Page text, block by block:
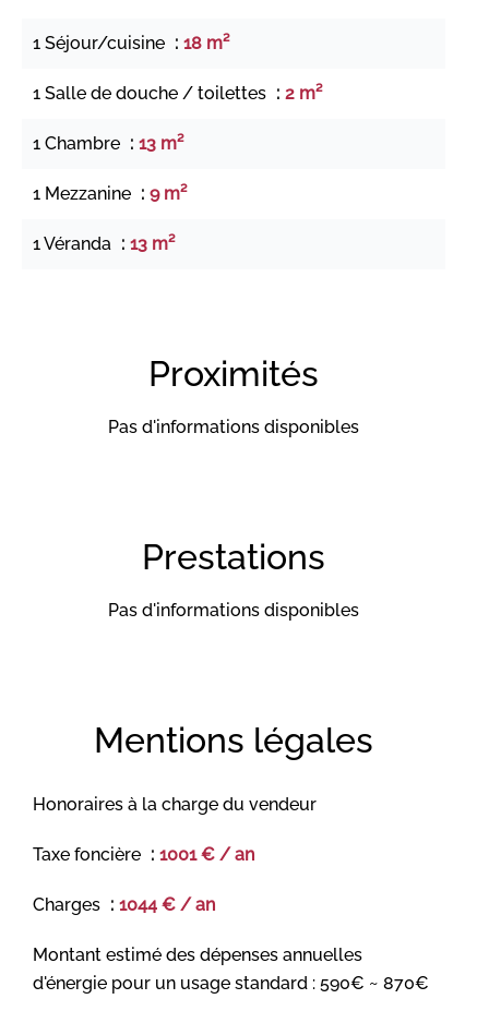
1 Séjour/cuisine 18 m²
1 Salle de douche / toilettes 2 m²
1 Chambre 13 m²
1 Mezzanine 9 m²
1 Véranda 13 m²
Proximités
Pas d'informations disponibles
Prestations
Pas d'informations disponibles
Mentions légales
Honoraires à la charge du vendeur
Taxe foncière 1001 € / an
Charges 1044 € / an
Montant estimé des dépenses annuelles
d'énergie pour un usage standard : 590€ ~ 870€